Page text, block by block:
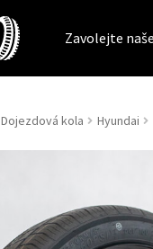
Zavolejte
Dojezdová kola Hyundai